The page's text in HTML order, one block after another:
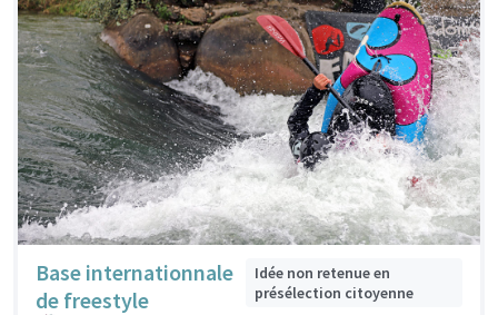
Base internationnale
de freestyle
Idée non retenue en
présélection citoyenne